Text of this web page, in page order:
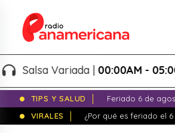
Salsa Variada |00:00AM -
TIPS Y SALUD
Feriado 6 de
VIRALES
¿Por qué es feriado el